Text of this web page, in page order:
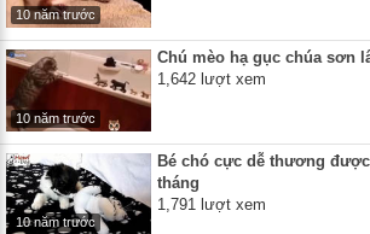
10 năm trước
10 năm trước
Chú mèo hạ gục chúa sơn
1,642 lượt xem
10 năm trước
Bé chó cực dễ thương
tháng
1,791 lượt xem